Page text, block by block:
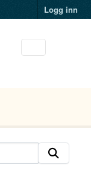
Logg inn